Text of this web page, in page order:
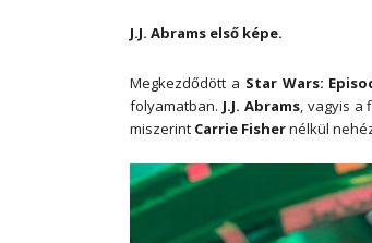
J.J. Abrams első képe.
Megkezdődött a Star Wars:
folyamatban. J.J. Abrams, vagyis a
miszerint Carrie Fishernélkül